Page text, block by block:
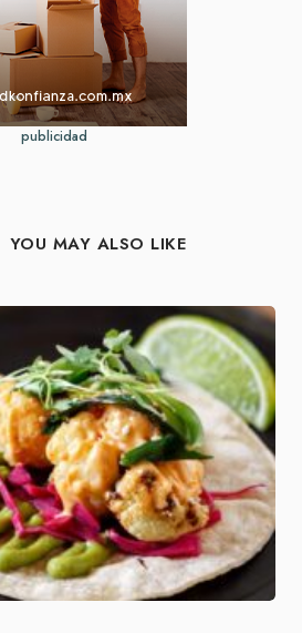
publicidad
YOU MAY ALSO LIKE